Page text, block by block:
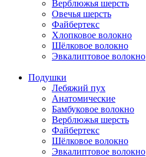
Верблюжья шерсть
Овечья шерсть
Файбертекс
Хлопковое волокно
Шёлковое волокно
Эвкалиптовое волокно
Подушки
Лебяжий пух
Анатомические
Бамбуковое волокно
Верблюжья шерсть
Файбертекс
Шёлковое волокно
Эвкалиптовое волокно